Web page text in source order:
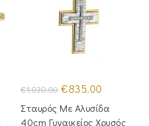
€1,030.00 Original
price
was:
€1,030.00.
€835.00
τιμή
είναι:
€835.00.
Σταυρός Mε Aλυσίδα
40cm Γυναικείος Χρυσός